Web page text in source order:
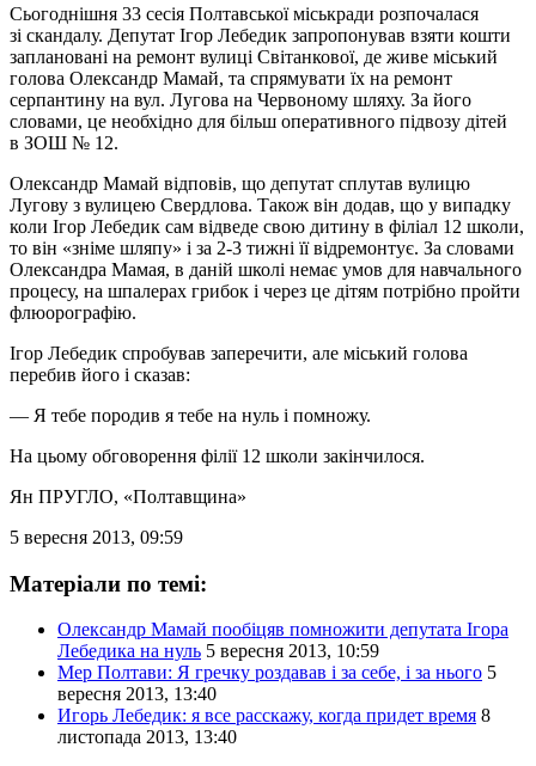
Сьогоднішня 33 сесія Полтавської міськради розпочалася
зі скандалу. Депутат Ігор Лебедик запропонував взяти кошти
заплановані на ремонт вулиці Світанкової, де живе міський
голова Олександр Мамай, та спрямувати їх на ремонт
серпантину на вул. Лугова на Червоному шляху. За його
словами, це необхідно для більш оперативного підвозу дітей
в ЗОШ № 12.
Олександр Мамай відповів, що депутат сплутав вулицю
Лугову з вулицею Свердлова. Також він додав, що у випадку
коли Ігор Лебедик сам відведе свою дитину в філіал 12 школи,
то він «зніме шляпу» і за 2-3 тижні її відремонтує. За словами
Олександра Мамая, в даній школі немає умов для навчального
процесу, на шпалерах грибок і через це дітям потрібно пройти
флюорографію.
Ігор Лебедик спробував заперечити, але міський голова
перебив його і сказав:
— Я тебе породив я тебе на нуль і помножу.
На цьому обговорення філії 12 школи закінчилося.
Ян ПРУГЛО, «Полтавщина»
5 вересня 2013, 09:59
Матеріали по темі:
Олександр Мамай пообіцяв помножити депутата Ігора
Лебедика на нуль 5 вересня 2013, 10:59
Мер Полтави: Я гречку роздавав і за себе, і за нього 5
вересня 2013, 13:40
Игорь Лебедик: я все расскажу, когда придет время 8
листопада 2013, 13:40